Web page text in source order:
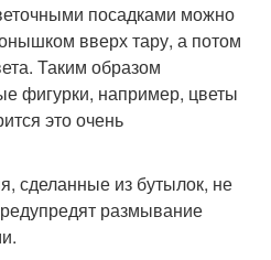
посадками можно
вверх тару, а потом
Таким образом
фигурки, например, цветы
это очень
сделанные из бутылок, не
размывание